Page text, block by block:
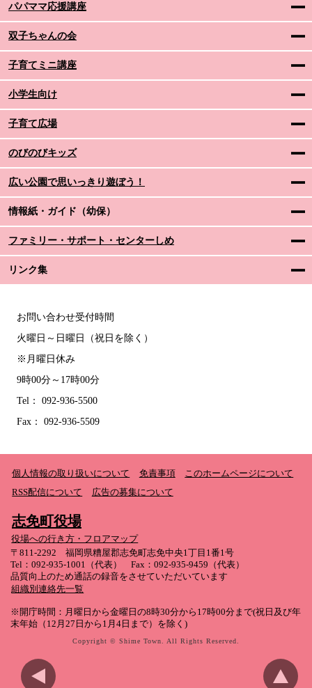
パパママ応援講座
双子ちゃんの会
子育てミニ講座
小学生向け
子育て広場
のびのびキッズ
広い公園で思いっきり遊ぼう！
情報紙・ガイド（幼保）
ファミリー・サポート・センターしめ
リンク集
お問い合わせ受付時間
火曜日～日曜日（祝日を除く）
※月曜日休み
9時00分～17時00分
Tel： 092-936-5500
Fax： 092-936-5509
個人情報の取り扱いについて 免責事項
このホームページについて
RSS配信について
広告の募集について
志免町役場
役場への行き方・フロアマップ
〒811-2292 福岡県糟屋郡志免町志免中央1丁目1番1号
Tel：092-935-1001（代表） Fax：092-935-9459（代表）
品質向上のため通話の録音をさせていただいています
組織別連絡先一覧
※開庁時間：月曜日から金曜日の8時30分から17時00分まで(祝日及び年
末年始（12月27日から1月4日まで）を除く)
Copyright © Shime Town. All Rights Reserved.